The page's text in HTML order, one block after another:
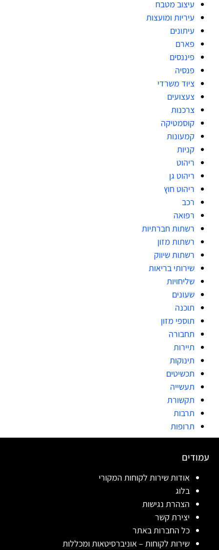
עיצוב מטבח
עיריות ומועצות
עיתונים
פארם
פיננסים
פנסיה
ציוד משרדי
צעצועים
צרכנות
קוסמטיקה
קמעונות
קניות
ריהוט
ריהוט גן
ריהוט חוץ
רכב
רפואה
רשתות חברתיות
רשתות מזון
רשתות שיווק
שירותי בריאות
שליחויות
שעונים
תוכנה
תוספי מזון
תחבורה
תיירות
תינוקות
תכשיטים
תעשייה
תקשורת
תרבות
תרופות
עמודים
אודות שירות לקוחות המקורי
בלוג
הצהרת נגישות
יצירת קשר
כל החברות באתר
שירות לקוחות – אוניברסיטאות ומכללות